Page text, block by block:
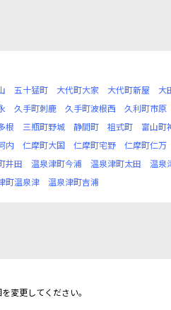
五十猛町 大代町大家 大代町新屋 大
久手町刺鹿 久手町波根西 久利町市原
根 三瓶町野城 静間町 祖式町 富山町
内 仁摩町大国 仁摩町宅野 仁摩町仁万
井田 温泉津町今浦 温泉津町太田 温泉
町温泉津 温泉津町吉浦
変更してください。